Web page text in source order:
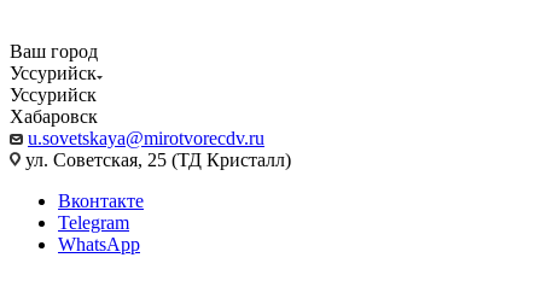
Ваш город
Уссурийск
Уссурийск
Хабаровск
u.sovetskaya@mirotvorecdv.ru
ул. Советская, 25 (ТД Кристалл)
Вконтакте
Telegram
WhatsApp